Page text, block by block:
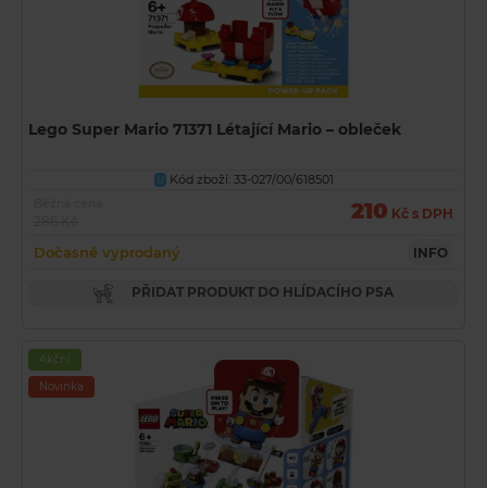
Lego Super Mario 71371 Létající Mario – obleček
U Kód zboží: 33-027/00/618501
210 Kč s DPH
Dočasně vyprodaný INFO
PŘIDAT PRODUKT DO HLÍDACÍHO PSA
Akční
Novinka